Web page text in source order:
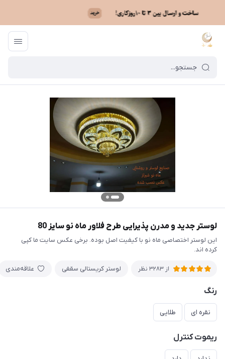
ماه نو / خرید لوستر بر اساس مدل
لوستر جدید و مدرن پذیرایی طرح فلاور ماه نو سایز 80
این لوستر اختصاصی ماه نو با کیفیت اصل بوده. برخی عکس سایت ما کپی
کرده اند.
از 3283 نظر لوستر کریستالی سقفی علاقه‌مندی
رنگ
نقره ای طلایی
ریموت کنترل